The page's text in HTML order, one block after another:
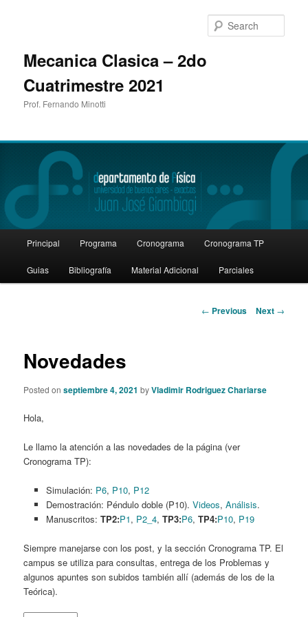
Mecanica Clasica – 2do
Cuatrimestre 2021
Prof. Fernando Minotti
Skip
to
Principal Programa Cronograma Cronograma TP
Guias Bibliografía Material Adicional Parciales
Post
← Previous Next →
Novedades
Posted onseptiembre 4, 2021 byVladimir Rodriguez Chariarse
Hola,
Le llamo la atención a las novedades de la página (ver
Cronograma TP):
Simulación: P6, P10, P12
Demostración: Péndulo doble (P10). Videos, Análisis.
Manuscritos: TP2:P1, P2_4, TP3:P6, TP4:P10, P19
Siempre manejarse con los post, y la sección Cronograma TP. El
campus se utiliza para consultas, entrega de los Problemas y
algunos apuntes son subidos también allí (además de los de la
Teórica).